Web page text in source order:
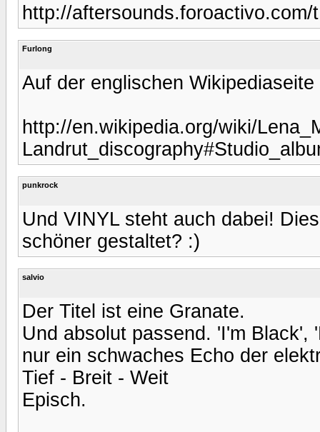
http://
Furlong
Auf der englischen
http://en.wikipedia.org/wiki/
punkrock
Und VINYL steht auch dabei!
schöner gestaltet? :)
salvio
Der Titel ist eine Granate.
Und absolut passend. 'I'm Black',
nur ein schwaches Echo der
Tief - Breit - Weit
Episch.